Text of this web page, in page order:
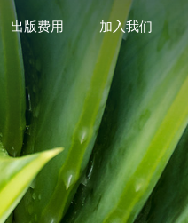
出版费用 加入我们